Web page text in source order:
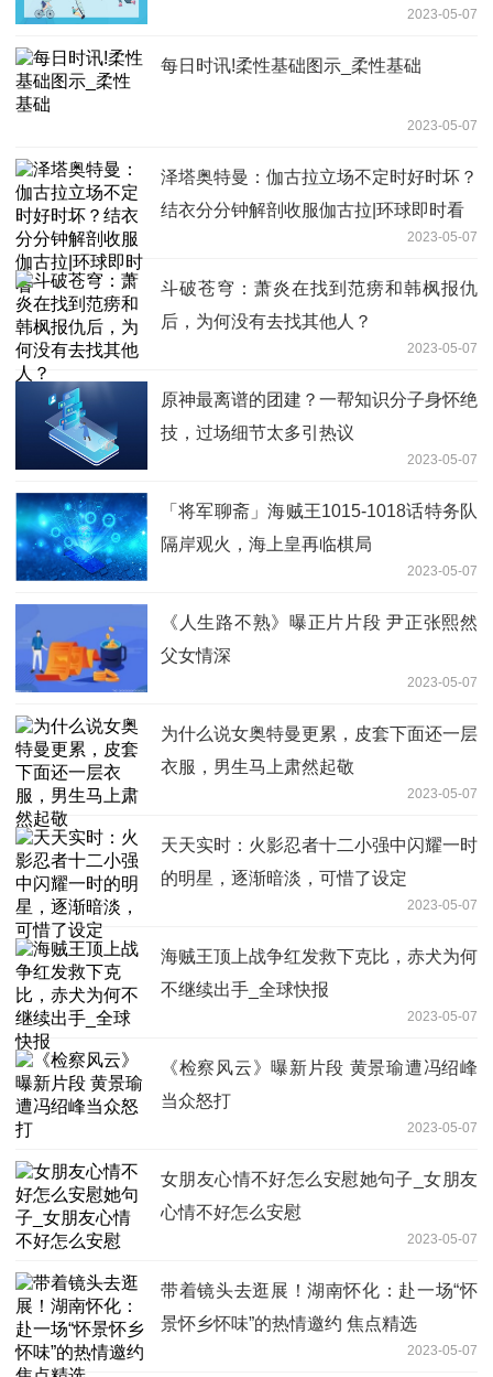
2023-05-07
每日时讯!柔性基础图示_柔性基础
2023-05-07
泽塔奥特曼：伽古拉立场不定时好时坏？
结衣分分钟解剖收服伽古拉|环球即时看
2023-05-07
斗破苍穹：萧炎在找到范痨和韩枫报仇
后，为何没有去找其他人？
2023-05-07
原神最离谱的团建？一帮知识分子身怀绝
技，过场细节太多引热议
2023-05-07
「将军聊斋」海贼王1015-1018话特务队
隔岸观火，海上皇再临棋局
2023-05-07
《人生路不熟》曝正片片段 尹正张熙然
父女情深
2023-05-07
为什么说女奥特曼更累，皮套下面还一层
衣服，男生马上肃然起敬
2023-05-07
天天实时：火影忍者十二小强中闪耀一时
的明星，逐渐暗淡，可惜了设定
2023-05-07
海贼王顶上战争红发救下克比，赤犬为何
不继续出手_全球快报
2023-05-07
《检察风云》曝新片段 黄景瑜遭冯绍峰
当众怒打
2023-05-07
女朋友心情不好怎么安慰她句子_女朋友
心情不好怎么安慰
2023-05-07
带着镜头去逛展！湖南怀化：赴一场“怀
景怀乡怀味”的热情邀约 焦点精选
2023-05-07